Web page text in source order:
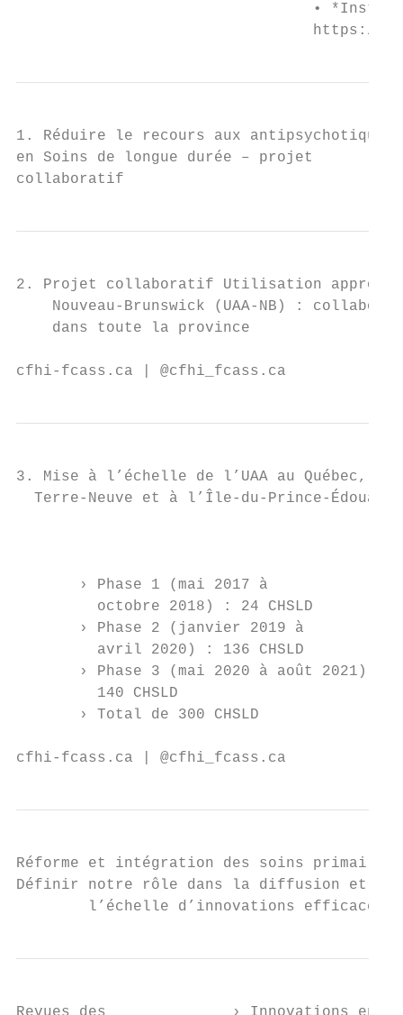
•
https://
1. Réduire le recours aux antipsychotiques
en Soins de longue durée – projet
collaboratif
2. Projet collaboratif Utilisation
Nouveau-Brunswick (UAA-NB) :
    dans toute la province
cfhi-fcass.ca | @cfhi_fcass.ca
3. Mise à l’échelle de l’UAA au Québec, à
  Terre-Neuve et à l’Île-du-Prince-Édouard
       › Phase 1 (mai 2017 à
         octobre 2018) : 24 CHSLD
       › Phase 2 (janvier 2019 à
         avril 2020) : 136 CHSLD
› Phase 3 (mai 2020 à août 2021) :
140 CHSLD
       › Total de 300 CHSLD
cfhi-fcass.ca | @cfhi_fcass.ca
Réforme et intégration des soins
Définir notre rôle dans la diffusion et la
        l’échelle d’innovations efficaces